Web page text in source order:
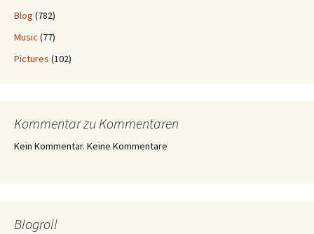
Blog (782)
Music (77)
Pictures (102)
Kommentar zu Kommentaren
Kein Kommentar. Keine Kommentare
Blogroll